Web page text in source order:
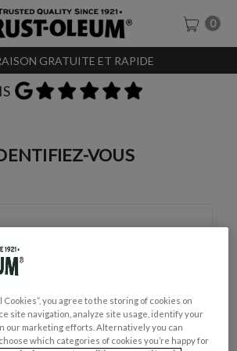
GRATUITE ET RAPIDE
0
VOUS
Cookies”, you agree to the storing of cookies on
site navigation, analyze site usage, identify your
our marketing efforts. Alternatively you can
which categories of cookies you’re happy for